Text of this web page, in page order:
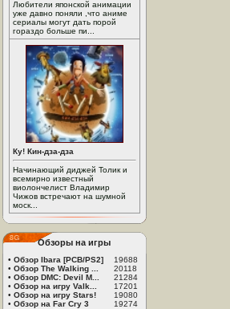
Любители японской анимации
уже давно поняли ,что аниме
сериалы могут дать порой
гораздо больше пи...
Ку! Кин-дза-дза
Начинающий диджей Толик и
всемирно известный
виолончелист Владимир
Чижов встречают на шумной
моск...
Обзоры на игры
• Обзор Ibara [PCB/PS2]
19688
• Обзор The Walking ...
20118
• Обзор DMC: Devil M...
21284
• Обзор на игру Valk...
17201
• Обзор на игру Stars!
19080
• Обзор на Far Cry 3
19274